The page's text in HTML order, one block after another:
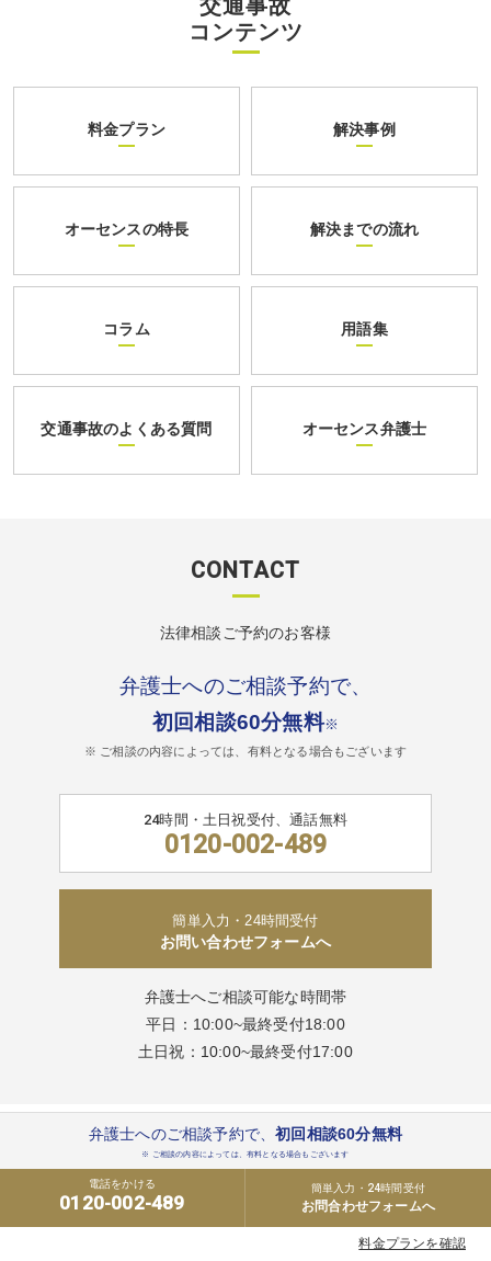
交通事故
コンテンツ
料金プラン 解決事例
オーセンスの特長 解決までの流れ
コラム 用語集
交通事故のよくある質問 オーセンス弁護士
CONTACT
法律相談ご予約のお客様
弁護士へのご相談予約で、
初回相談60分無料※
※ ご相談の内容によっては、有料となる場合もございます
24時間・土日祝受付、通話無料
0120-002-489
簡単入力・24時間受付
お問い合わせフォームへ
弁護士へご相談可能な時間帯
平日：10:00~最終受付18:00
土日祝：10:00~最終受付17:00
弁護士へのご相談予約で、初回相談60分無料
※ ご相談の内容によっては、有料となる場合もございます
電話をかける
0120-002-489
簡単入力・24時間受付
お問合わせフォームへ
料金プランを確認
弁護士法人Authense法律事務所